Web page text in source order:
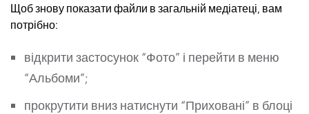
Щоб знову показати файли в загальній медіатеці, вам
потрібно:
відкрити застосунок “Фото” і перейти в меню
“Альбоми”;
прокрутити вниз натиснути “Приховані” в блоці